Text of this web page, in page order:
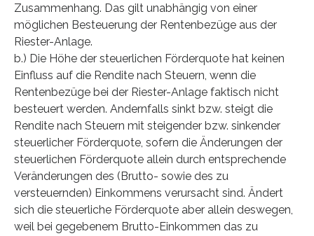
Zusammenhang. Das gilt unabhängig von einer
möglichen Besteuerung der Rentenbezüge aus der
Riester-Anlage.
b.) Die Höhe der steuerlichen Förderquote hat keinen
Einfluss auf die Rendite nach Steuern, wenn die
Rentenbezüge bei der Riester-Anlage faktisch nicht
besteuert werden. Andernfalls sinkt bzw. steigt die
Rendite nach Steuern mit steigender bzw. sinkender
steuerlicher Förderquote, sofern die Änderungen der
steuerlichen Förderquote allein durch entsprechende
Veränderungen des (Brutto- sowie des zu
versteuernden) Einkommens verursacht sind. Ändert
sich die steuerliche Förderquote aber allein deswegen,
weil bei gegebenem Brutto-Einkommen das zu